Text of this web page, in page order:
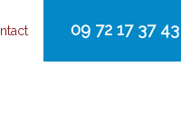
09 72 17 37 43